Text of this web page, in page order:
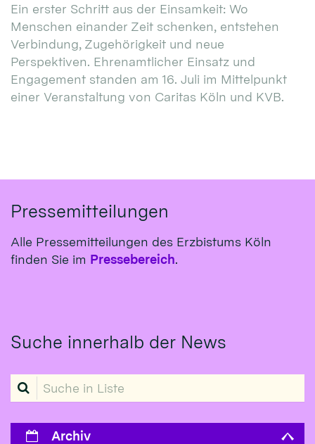
Ein erster Schritt aus der Einsamkeit: Wo
Menschen einander Zeit schenken, entstehen
Verbindung, Zugehörigkeit und neue
Perspektiven. Ehrenamtlicher Einsatz und
Engagement standen am 16. Juli im Mittelpunkt
einer Veranstaltung von Caritas Köln und KVB.
Pressemitteilungen
Alle Pressemitteilungen des Erzbistums Köln
finden Sie im Pressebereich.
Suche innerhalb der News
Suche in Liste
Archiv